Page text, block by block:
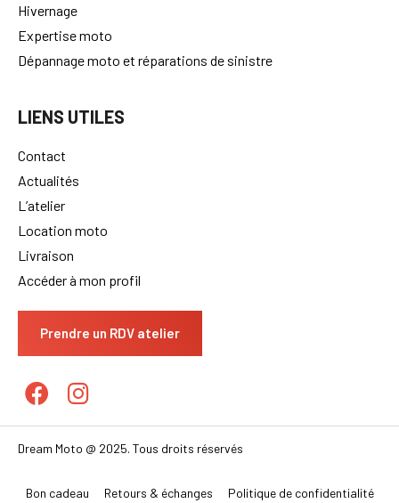
Hivernage
Expertise moto
Dépannage moto et réparations de sinistre
LIENS UTILES
Contact
Actualités
L’atelier
Location moto
Livraison
Accéder à mon profil
Prendre un RDV atelier
Dream Moto @ 2025. Tous droits réservés
Bon cadeau Retours & échanges Politique de confidentialité